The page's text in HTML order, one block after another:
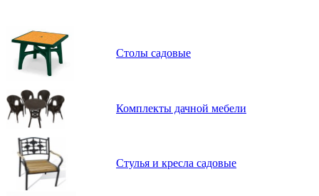
Столы садовые
Комплекты дачной мебели
Стулья и кресла садовые